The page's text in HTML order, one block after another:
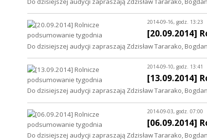
2014-09-16, godz. 13:23
[20.09.2014]
Do dzisiejszej audycji zapraszają Zdzisław Tararako,
2014-09-10, godz. 13:41
[13.09.2014]
Do dzisiejszej audycji zapraszają Zdzisław Tararako,
2014-09-03, godz. 07:00
[06.09.2014]
Do dzisiejszej audycji zapraszają Zdzisław Tararako,